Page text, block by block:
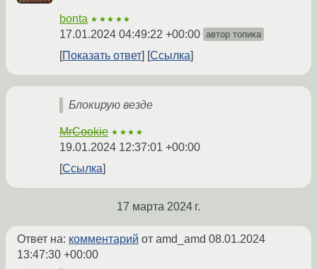
bonta ★★★★★
17.01.2024 04:49:22 +00:00 автор топика
Показать ответ Ссылка
Блокирую везде
MrCookie ★★★★
19.01.2024 12:37:01 +00:00
Ссылка
17 марта 2024 г.
Ответ на: комментарий от amd_amd 08.01.2024
13:47:30 +00:00